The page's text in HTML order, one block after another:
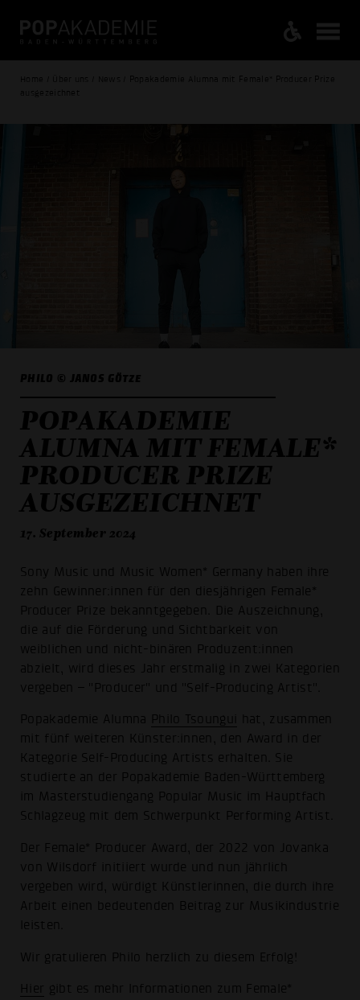
Home / Über uns / News / Popakademie Alumna mit Female* Producer Prize
ausgezeichnet
PHILO © JANOS GÖTZE
POPAKADEMIE
ALUMNA MIT FEMALE*
PRODUCER PRIZE
AUSGEZEICHNET
17. September 2024
Sony Music und Music Women* Germany haben ihre
zehn Gewinner:innen für den diesjährigen Female*
Producer Prize bekanntgegeben. Die Auszeichnung,
die auf die Förderung und Sichtbarkeit von
weiblichen und nicht-binären Produzent:innen
abzielt, wird dieses Jahr erstmalig in zwei Kategorien
vergeben – "Producer" und "Self-Producing Artist".
Popakademie Alumna Philo Tsoungui
hat, zusammen
mit fünf weiteren Künster:innen, den Award in der
Kategorie Self-Producing Artists erhalten. Sie
studierte an der Popakademie Baden-Württemberg
im Masterstudiengang Popular Music im Hauptfach
Schlagzeug mit dem Schwerpunkt Performing Artist.
Der Female* Producer Award, der 2022 von Jovanka
von Wilsdorf initiiert wurde und nun jährlich
vergeben wird, würdigt Künstlerinnen, die durch ihre
Arbeit einen bedeutenden Beitrag zur Musikindustrie
leisten.
Wir gratulieren Philo herzlich zu diesem Erfolg!
Hier gibt es mehr Informationen zum Female*